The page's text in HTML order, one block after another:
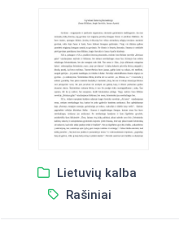
Lietuvių kalba
Rašiniai